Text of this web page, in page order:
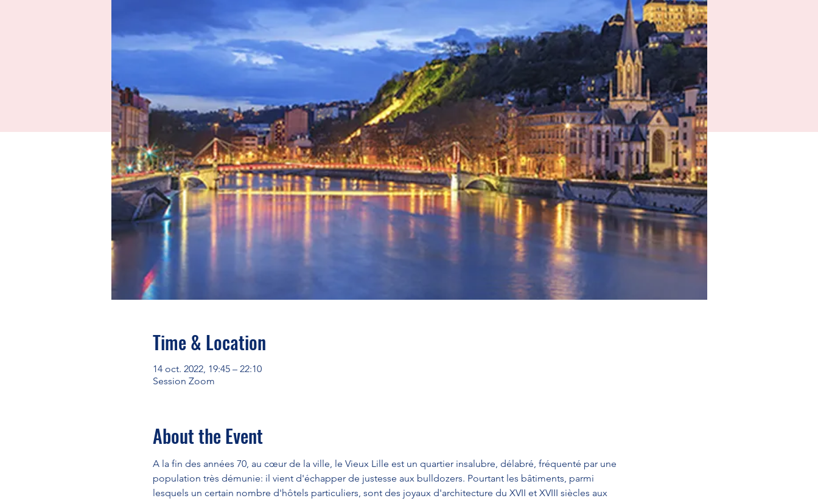
Time & Location
14 oct. 2022, 19:45 – 22:10
Session Zoom
About the Event
A la fin des années 70, au cœur de la ville, le Vieux Lille est un quartier insalubre, délabré, fréquenté par une
population très démunie: il vient d'échapper de justesse aux bulldozers. Pourtant les bâtiments, parmi
lesquels un certain nombre d'hôtels particuliers, sont des joyaux d'architecture du XVII et XVIII siècles aux